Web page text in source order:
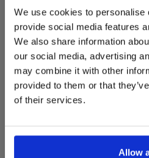
We use cookies to personalise
provide social media features
We also share information
our social media, advertising
may combine it with other
provided to them or that
of their services.
Allow
REVIEWS
• • • • •
0 sterren op basis van 0
JE
In onze showroom vind je
designmeubelen van
merken. Onder andere
Gelderland,Swedese,Sculptures
voordelig verkrijgbaar. Profiteer
de voorraad
Liever nieuw bestellen? Ook
designmeubel geheel naar
mag